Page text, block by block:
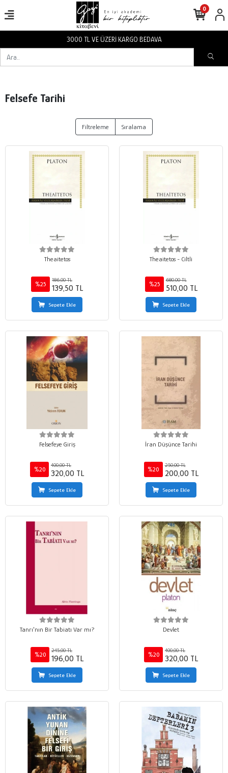
3000 TL VE ÜZERİ KARGO BEDAVA
0
Felsefe Tarihi
Filtreleme Sıralama
Theaitetos
%25
186,00 TL
139,50 TL
Sepete Ekle
Theaitetos - Ciltli
%25
680,00 TL
510,00 TL
Sepete Ekle
Felsefeye Giriş
%20
400,00 TL
320,00 TL
Sepete Ekle
İran Düşünce Tarihi
%20
250,00 TL
200,00 TL
Sepete Ekle
Tanrı'nın Bir Tabiatı Var mı?
%20
245,00 TL
196,00 TL
Sepete Ekle
Devlet
%20
400,00 TL
320,00 TL
Sepete Ekle